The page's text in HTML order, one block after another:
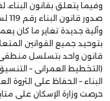
وفيما يتعلق بقانون البناء،
وآلية جديدة تغاير ما كان
بتوحيد جميع القوانين
قانون واحد بتسلسل
(التخطيط العمرانى –
البناء – الحفاظ على الثروة
حرصت وزارة الإسكان على